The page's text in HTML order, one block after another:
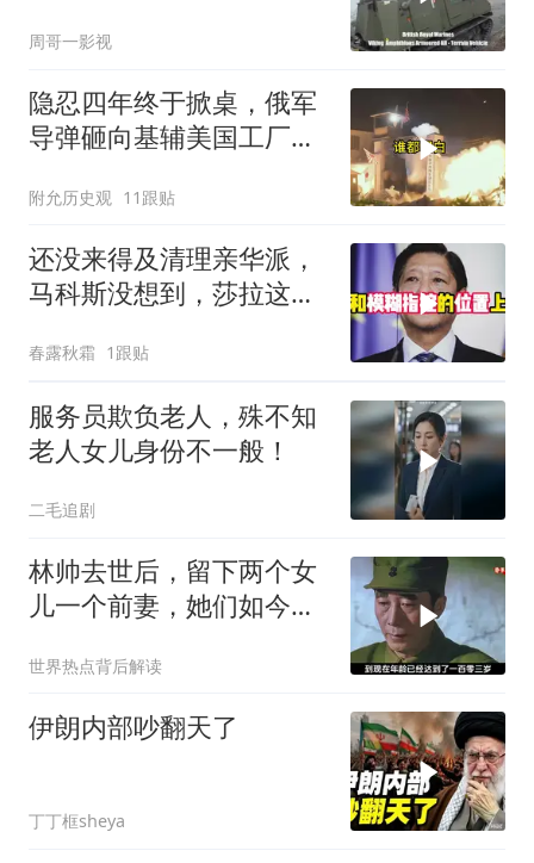
周哥一影视
隐忍四年终于掀桌，俄军
导弹砸向基辅美国工厂，
附允历史观 11跟贴
还没来得及清理亲华派，
马科斯没想到，莎拉这次
春露秋霜 1跟贴
服务员欺负老人，殊不知
老人女儿身份不一般！
二毛追剧
林帅去世后，留下两个女
儿一个前妻，她们如今过
世界热点背后解读
伊朗内部吵翻天了
丁丁框sheya